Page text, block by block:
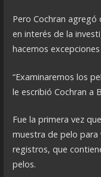
Pero Cochran agregó
en interés de la
hacemos
“Examinaremos los
le escribió Cochran a
Fue la primera vez
muestra de pelo para
registros, que
pelos.